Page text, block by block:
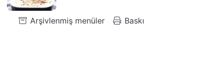
Arşivlenmiş menüler Baskı